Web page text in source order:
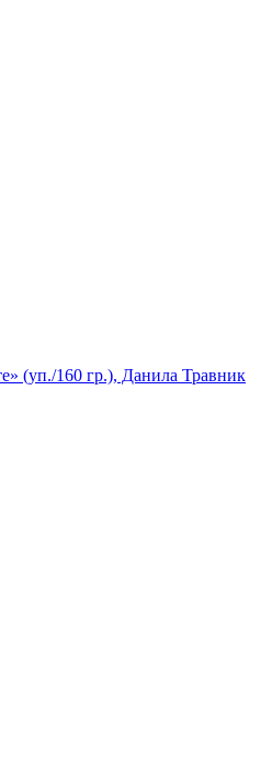
(уп./160 гр.), Данила Травник